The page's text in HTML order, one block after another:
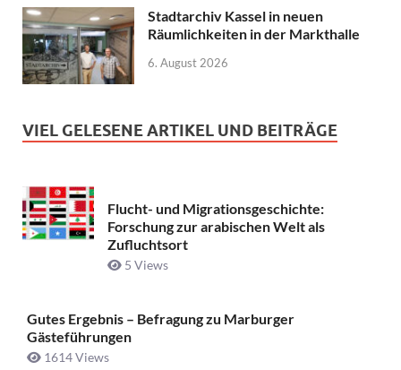
Stadtarchiv Kassel in neuen
Räumlichkeiten in der Markthalle
6. August 2026
VIEL GELESENE ARTIKEL UND BEITRÄGE
Flucht- und Migrationsgeschichte:
Forschung zur arabischen Welt als
Zufluchtsort
5 Views
Gutes Ergebnis – Befragung zu Marburger
Gästeführungen
1614 Views